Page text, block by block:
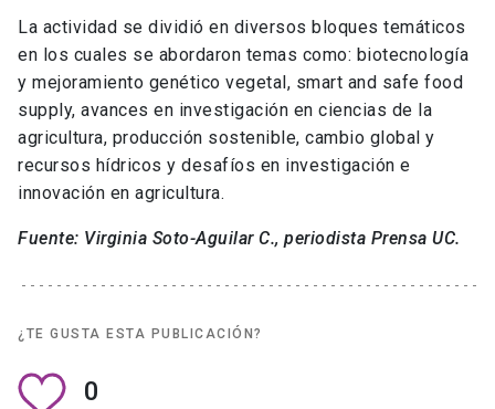
La actividad se dividió en diversos bloques temáticos
en los cuales se abordaron temas como: biotecnología
y mejoramiento genético vegetal, smart and safe food
supply, avances en investigación en ciencias de la
agricultura, producción sostenible, cambio global y
recursos hídricos y desafíos en investigación e
innovación en agricultura.
Fuente: Virginia Soto-Aguilar C., periodista Prensa UC.
¿TE GUSTA ESTA PUBLICACIÓN?
0